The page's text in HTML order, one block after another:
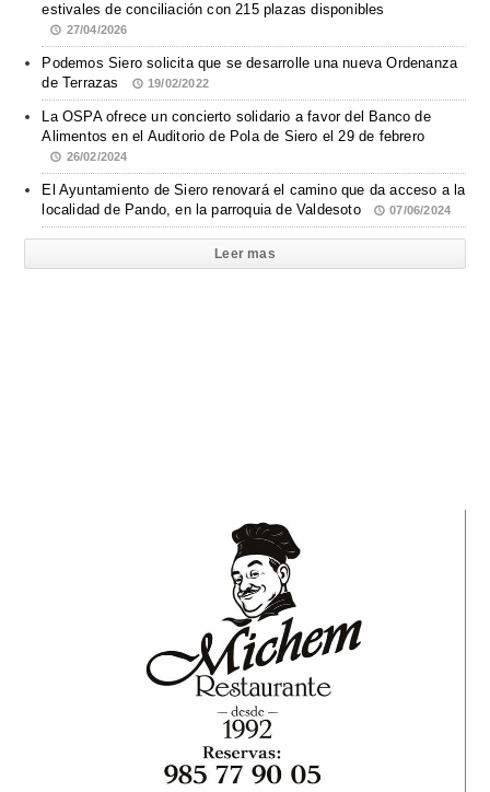
estivales de conciliación con 215 plazas disponibles
27/04/2026
Podemos Siero solicita que se desarrolle una nueva Ordenanza
de Terrazas
19/02/2022
La OSPA ofrece un concierto solidario a favor del Banco de
Alimentos en el Auditorio de Pola de Siero el 29 de febrero
26/02/2024
El Ayuntamiento de Siero renovará el camino que da acceso a la
localidad de Pando, en la parroquia de Valdesoto
07/06/2024
Leer mas